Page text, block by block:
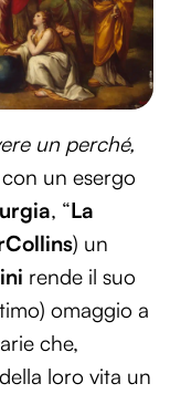
un perché,
un esergo
, “La
) un
rende il suo
omaggio a
che,
loro vita un